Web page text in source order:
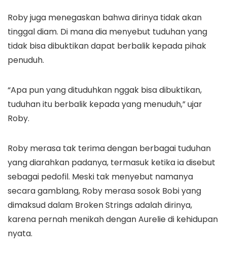
Roby juga menegaskan bahwa dirinya tidak akan
tinggal diam. Di mana dia menyebut tuduhan yang
tidak bisa dibuktikan dapat berbalik kepada pihak
penuduh.
“Apa pun yang dituduhkan nggak bisa dibuktikan,
tuduhan itu berbalik kepada yang menuduh,” ujar
Roby.
Roby merasa tak terima dengan berbagai tuduhan
yang diarahkan padanya, termasuk ketika ia disebut
sebagai pedofil. Meski tak menyebut namanya
secara gamblang, Roby merasa sosok Bobi yang
dimaksud dalam Broken Strings adalah dirinya,
karena pernah menikah dengan Aurelie di kehidupan
nyata.